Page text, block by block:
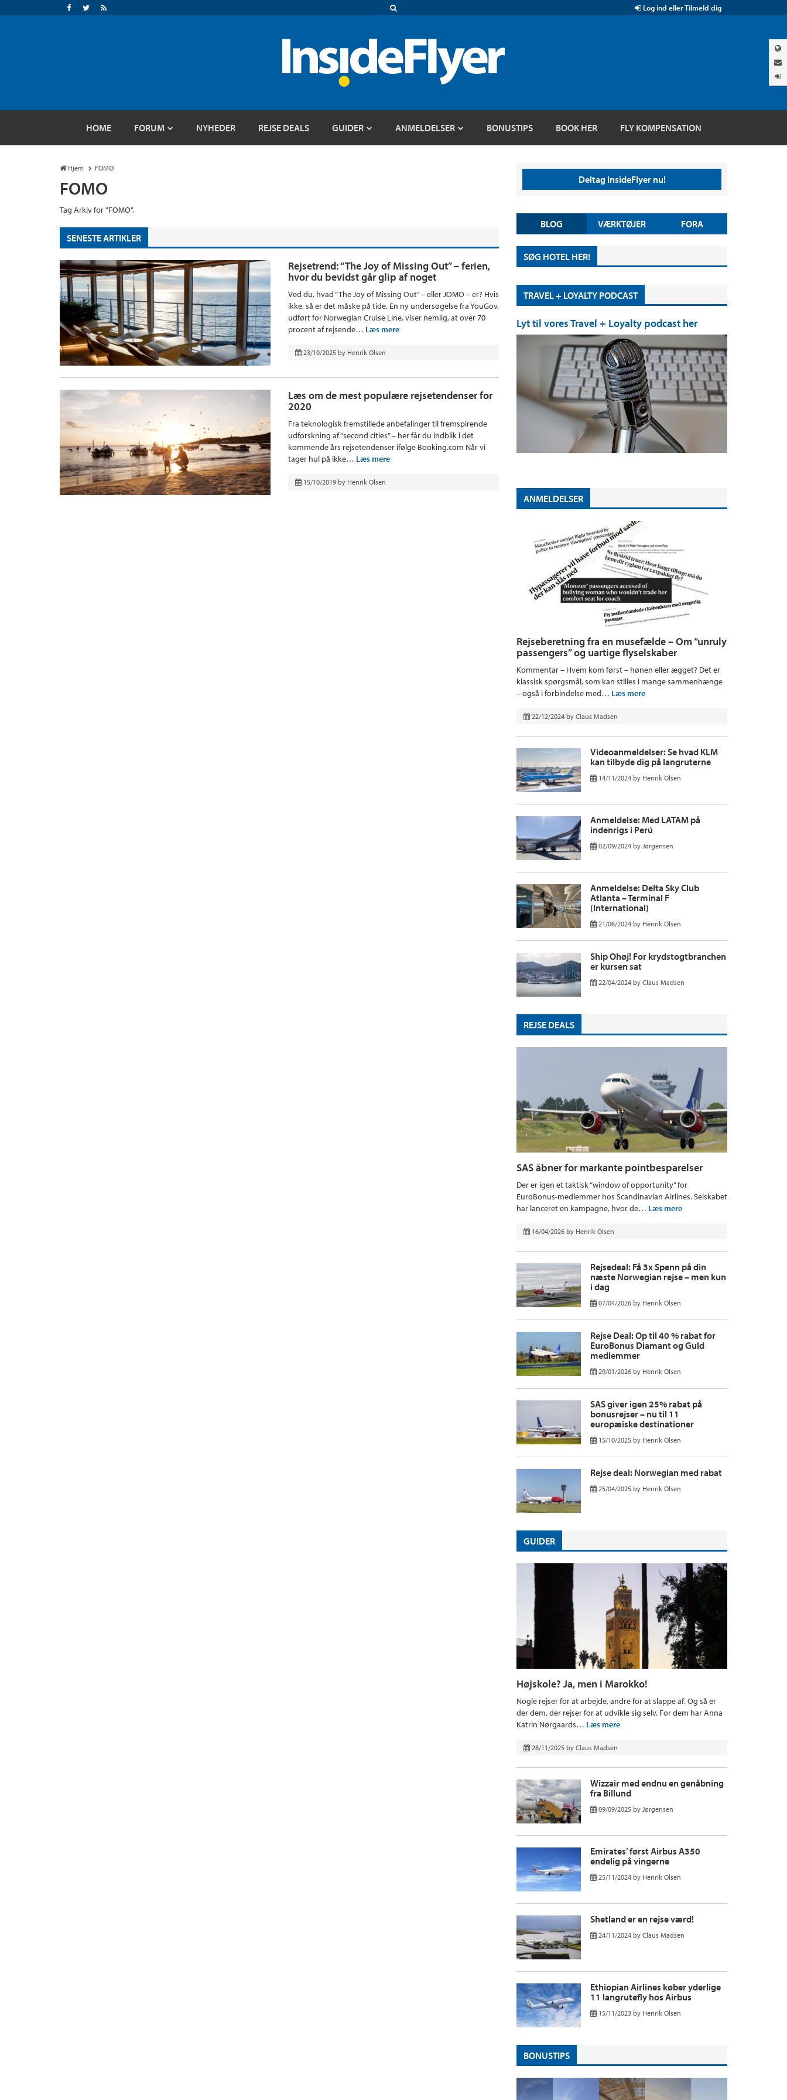
Log ind eller Tilmeld dig
HOME FORUM NYHEDER REJSE DEALS GUIDER ANMELDELSER BONUSTIPS BOOK HER FLY KOMPENSATION
Hjem FOMO
FOMO
Tag Arkiv for "FOMO".
SENESTE ARTIKLER
Rejsetrend: “The Joy of Missing Out” – ferien,
hvor du bevidst går glip af noget
Ved du, hvad “The Joy of Missing Out” – eller JOMO – er? Hvis
ikke, så er det måske på tide. En ny undersøgelse fra YouGov,
udført for Norwegian Cruise Line, viser nemlig, at over 70
procent af rejsende… Læs mere
23/10/2025 by Henrik Olsen
Læs om de mest populære rejsetendenser for
2020
Fra teknologisk fremstillede anbefalinger til fremspirende
udforskning af “second cities” – her får du indblik i det
kommende års rejsetendenser ifølge Booking.com Når vi
tager hul på ikke… Læs mere
15/10/2019 by Henrik Olsen
Deltag InsideFlyer nu!
BLOG VÆRKTØJER FORA
SØG HOTEL HER!
TRAVEL + LOYALTY PODCAST
Lyt til vores Travel + Loyalty podcast her
ANMELDELSER
Rejseberetning fra en musefælde – Om “unruly
passengers” og uartige flyselskaber
Kommentar – Hvem kom først – hønen eller ægget? Det er
klassisk spørgsmål, som kan stilles i mange sammenhænge
– også i forbindelse med… Læs mere
22/12/2024 by Claus Madsen
Videoanmeldelser: Se hvad KLM
kan tilbyde dig på langruterne
14/11/2024 by Henrik Olsen
Anmeldelse: Med LATAM på
indenrigs i Perú
02/09/2024 by Jørgensen
Anmeldelse: Delta Sky Club
Atlanta – Terminal F
(International)
21/06/2024 by Henrik Olsen
Ship Ohøj! For krydstogtbranchen
er kursen sat
22/04/2024 by Claus Madsen
REJSE DEALS
SAS åbner for markante pointbesparelser
Der er igen et taktisk “window of opportunity” for
EuroBonus-medlemmer hos Scandinavian Airlines. Selskabet
har lanceret en kampagne, hvor de… Læs mere
16/04/2026 by Henrik Olsen
Rejsedeal: Få 3x Spenn på din
næste Norwegian rejse – men kun
i dag
07/04/2026 by Henrik Olsen
Rejse Deal: Op til 40 % rabat for
EuroBonus Diamant og Guld
medlemmer
29/01/2026 by Henrik Olsen
SAS giver igen 25% rabat på
bonusrejser – nu til 11
europæiske destinationer
15/10/2025 by Henrik Olsen
Rejse deal: Norwegian med rabat
25/04/2025 by Henrik Olsen
GUIDER
Højskole? Ja, men i Marokko!
Nogle rejser for at arbejde, andre for at slappe af. Og så er
der dem, der rejser for at udvikle sig selv. For dem har Anna
Katrin Nørgaards… Læs mere
28/11/2025 by Claus Madsen
Wizzair med endnu en genåbning
fra Billund
09/09/2025 by Jørgensen
Emirates’ først Airbus A350
endelig på vingerne
25/11/2024 by Henrik Olsen
Shetland er en rejse værd!
24/11/2024 by Claus Madsen
Ethiopian Airlines køber yderlige
11 langrutefly hos Airbus
15/11/2023 by Henrik Olsen
BONUSTIPS